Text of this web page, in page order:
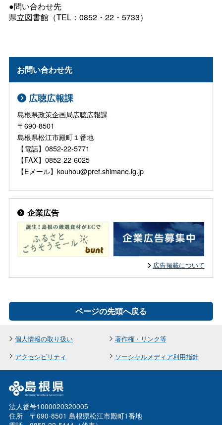
●問い合わせ先
県立図書館（TEL：0852・22・5733）
お問い合わせ先
広聴広報課
島根県政策企画局広聴広報課
〒690-8501
島根県松江市殿町１番地
【電話】0852-22-5771
【FAX】0852-22-6025
【Eメール】kouhou@pref.shimane.lg.jp
企業広告
広告掲載について
ページの先頭へ戻る
個人情報の取り扱い
著作権・リンク等
アクセシビリティ
ソーシャルメディア利用指針
法人番号1000020320005
住所 〒690-8501 島根県松江市殿町1番地